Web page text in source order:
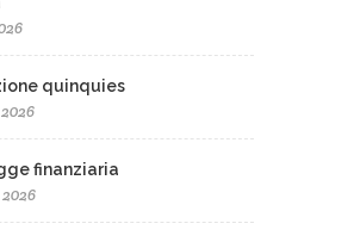
quinquies
finanziaria